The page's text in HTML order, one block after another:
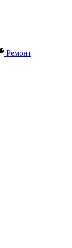
Ремонт